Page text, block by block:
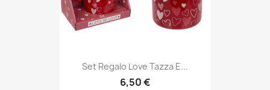
Set Regalo Love Tazza E...
6,50 €